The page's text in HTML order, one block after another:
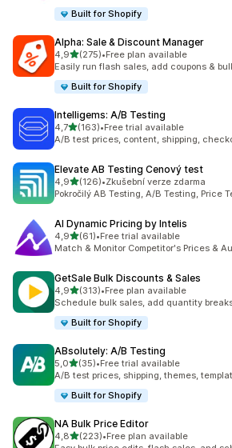
Built for Shopify
Alpha: Sale & Discount Manager
4,9z 5 hvězd
(275)
Celkový počet recenzí: 275
•Free plan available
Easily run flash sales, add coupons &
Built for Shopify
Intelligems: A/B Testing
4,7z 5 hvězd
(163)
Celkový počet recenzí: 163
•Free trial available
A/B test prices, content, shipping,
Elevate AB Testing Cenový test
4,9z 5 hvězd
(126)
Celkový počet recenzí: 126
•Zkušební verze zdarma
Pokročilý AB Testing, A/B Testing, Price
AI Dynamic Pricing by Intelis
4,9z 5 hvězd
(61)
Celkový počet recenzí: 61
•Free trial available
Match & Monitor Competitor's Prices &
GetSale Bulk Discounts & Sales
4,9z 5 hvězd
(313)
Celkový počet recenzí: 313
•Free plan available
Schedule bulk sales, add quantity
Built for Shopify
ABsolutely: A/B Testing
5,0z 5 hvězd
(35)
Celkový počet recenzí: 35
•Free trial available
A/B test prices, shipping, themes,
Built for Shopify
NA Bulk Price Editor
4,8z 5 hvězd
(223)
Celkový počet recenzí: 223
•Free plan available